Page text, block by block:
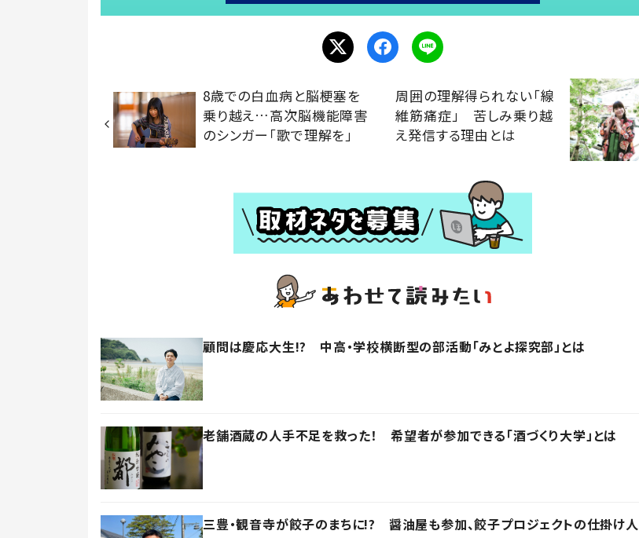
8歳での白血病と脳梗塞を
乗り越え…高次脳機能障害
のシンガー「歌で理解を」
周囲の理解得られない「線
維筋痛症」 苦しみ乗り越
え発信する理由とは
顧問は慶応大生!? 中高・学校横断型の部活動「みとよ探究部」とは
老舗酒蔵の人手不足を救った！ 希望者が参加できる「酒づくり大学」とは
三豊・観音寺が餃子のまちに!? 醤油屋も参加、餃子プロジェクトの仕掛け人